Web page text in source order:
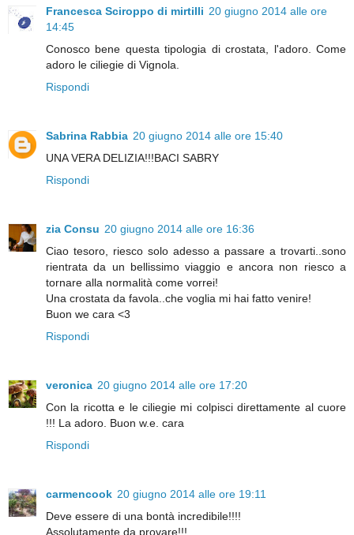
Francesca Sciroppo di mirtilli 20 giugno 2014 alle ore
14:45
Conosco bene questa tipologia di crostata, l'adoro. Come
adoro le ciliegie di Vignola.
Rispondi
Sabrina Rabbia 20 giugno 2014 alle ore 15:40
UNA VERA DELIZIA!!!BACI SABRY
Rispondi
zia Consu 20 giugno 2014 alle ore 16:36
Ciao tesoro, riesco solo adesso a passare a trovarti..sono
rientrata da un bellissimo viaggio e ancora non riesco a
tornare alla normalità come vorrei!
Una crostata da favola..che voglia mi hai fatto venire!
Buon we cara <3
Rispondi
veronica 20 giugno 2014 alle ore 17:20
Con la ricotta e le ciliegie mi colpisci direttamente al cuore
!!! La adoro. Buon w.e. cara
Rispondi
carmencook 20 giugno 2014 alle ore 19:11
Deve essere di una bontà incredibile!!!!
Assolutamente da provare!!!